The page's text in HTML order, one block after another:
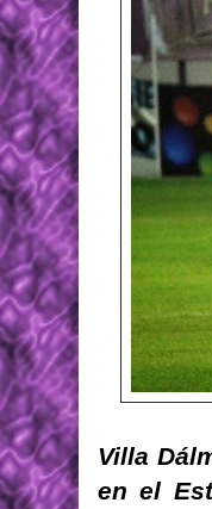
Villa
en el